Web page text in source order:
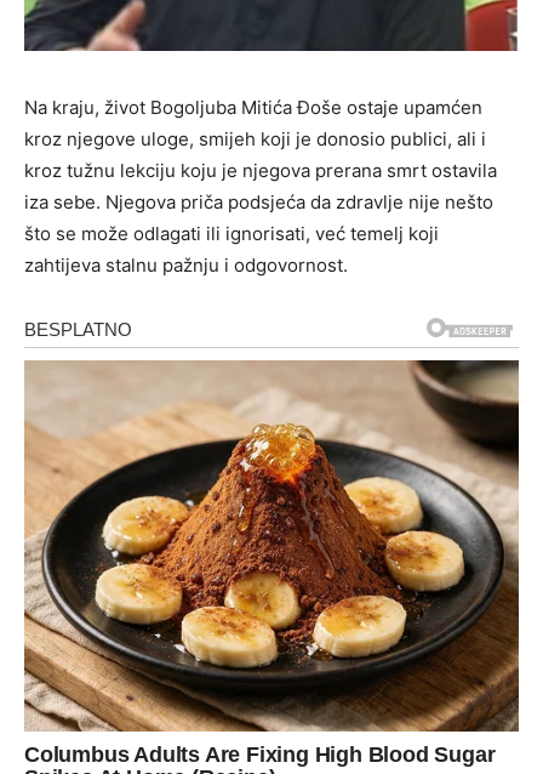
Na kraju, život Bogoljuba Mitića Đoše ostaje upamćen
kroz njegove uloge, smijeh koji je donosio publici, ali i
kroz tužnu lekciju koju je njegova prerana smrt ostavila
iza sebe. Njegova priča podsjeća da zdravlje nije nešto
što se može odlagati ili ignorisati, već temelj koji
zahtijeva stalnu pažnju i odgovornost.